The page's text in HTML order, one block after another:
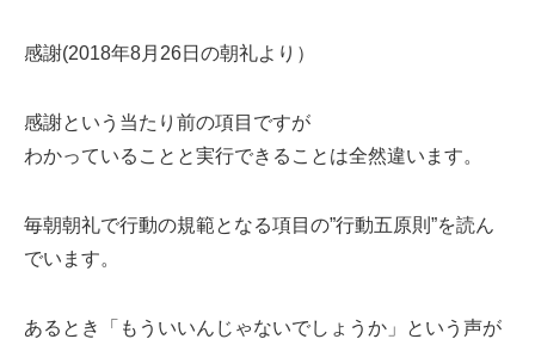
SERIES#02 水へ
のこだわり
いて
を探す
肌改善のプロが
リフティング認
定とは？
肌改善のプロと
は？ ニキビ 日焼け 首
ミューズへの伝
言
感謝(2018年8月26日の朝礼より）
感謝という当たり前の項目ですが
わかっていることと実行できることは全然違います。
毎朝朝礼で行動の規範となる項目の”行動五原則”を読ん
でいます。
あるとき「もういいんじゃないでしょうか」という声が